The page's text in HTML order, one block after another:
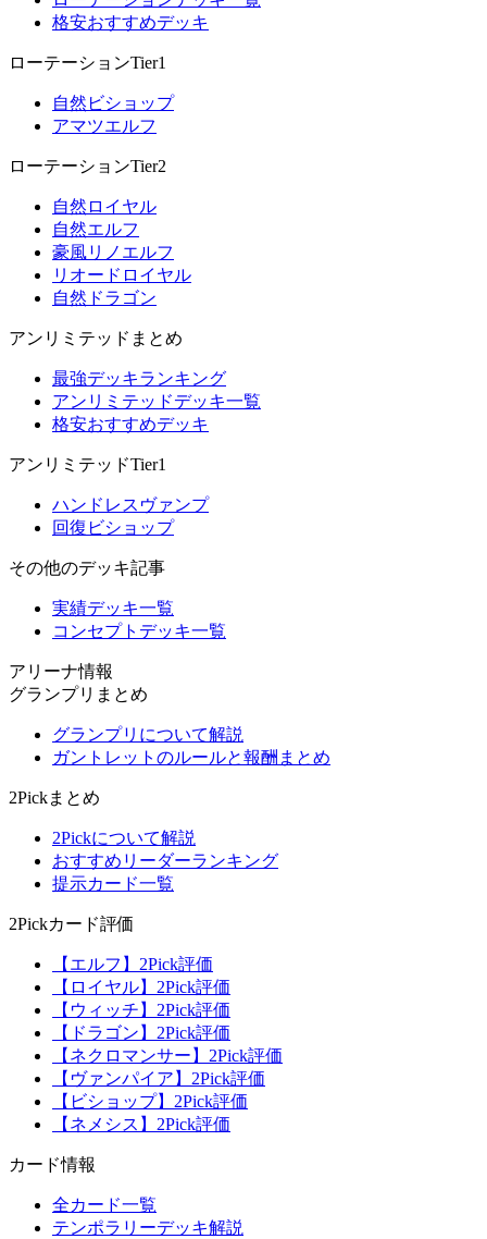
格安おすすめデッキ
ローテーションTier1
自然ビショップ
アマツエルフ
ローテーションTier2
自然ロイヤル
自然エルフ
豪風リノエルフ
リオードロイヤル
自然ドラゴン
アンリミテッドまとめ
最強デッキランキング
アンリミテッドデッキ一覧
格安おすすめデッキ
アンリミテッドTier1
ハンドレスヴァンプ
回復ビショップ
その他のデッキ記事
実績デッキ一覧
コンセプトデッキ一覧
アリーナ情報
グランプリまとめ
グランプリについて解説
ガントレットのルールと報酬まとめ
2Pickまとめ
2Pickについて解説
おすすめリーダーランキング
提示カード一覧
2Pickカード評価
【エルフ】2Pick評価
【ロイヤル】2Pick評価
【ウィッチ】2Pick評価
【ドラゴン】2Pick評価
【ネクロマンサー】2Pick評価
【ヴァンパイア】2Pick評価
【ビショップ】2Pick評価
【ネメシス】2Pick評価
カード情報
全カード一覧
テンポラリーデッキ解説